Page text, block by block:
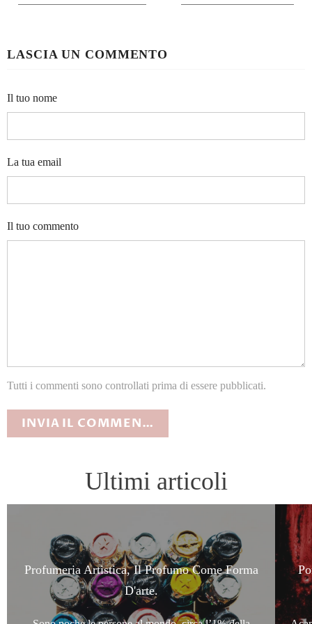
LASCIA UN COMMENTO
Il tuo nome
La tua email
Il tuo commento
Tutti i commenti sono controllati prima di essere pubblicati.
Ultimi articoli
Profumeria Artistica, Il Profumo Come Forma
D'arte.